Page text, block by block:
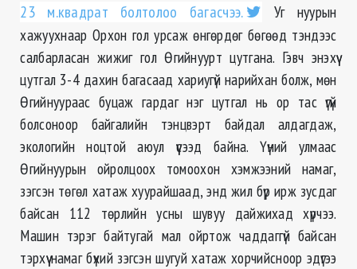
23 м.квадрат болтолоо багасчээ.
Уг нуурын
хажуухнаар Орхон гол урсаж өнгөрдөг бөгөөд тэндээс
салбарласан жижиг гол Өгийнуурт цутгана. Гэвч энэхүү
цутгал 3-4 дахин багасаад хариугүй нарийхан болж, мөн
Өгийнуураас буцаж гардаг нэг цутгал нь ор тас үгүй
болсоноор байгалийн тэнцвэрт байдал алдагдаж,
экологийн ноцтой аюул үүсээд байна. Үүний улмаас
Өгийнуурын ойролцоох томоохон хэмжээний намаг,
зэгсэн төгөл хатаж хуурайшаад, энд жил бүр ирж зусдаг
байсан 112 төрлийн усны шувуу дайжихад хүрчээ.
Машин тэрэг байтугай мал ойртож чаддаггүй байсан
тэрхүү намаг бүхий зэгсэн шугуй хатаж хорчийсноор эдүгээ